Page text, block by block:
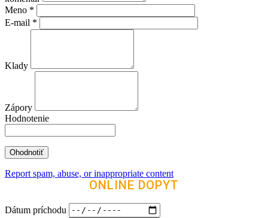
Meno *
E-mail *
Klady
Zápory
Hodnotenie
Report spam, abuse, or inappropriate content
ONLINE DOPYT
Dátum príchodu